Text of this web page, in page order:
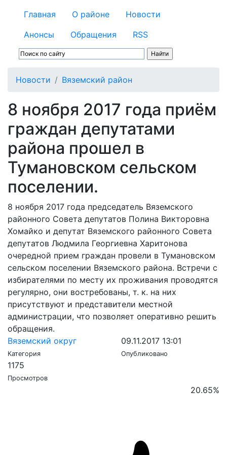
Главная О районе
Новости
Анонсы
Обращения RSS
Новости Вяземский район
8 ноября 2017 года приём
граждан депутатами
района прошел в
Тумановском сельском
поселении.
8 ноября 2017 года председатель Вяземского
районного Совета депутатов Полина Викторовна
Хомайко и депутат Вяземского районного Совета
депутатов Людмила Георгиевна Харитонова
очередной прием граждан провели в Тумановском
сельском поселении Вяземского района. Встречи с
избирателями по месту их проживания проводятся
регулярно, они востребованы, т. к. на них
присутствуют и представители местной
администрации, что позволяет оперативно решить
обращения.
Вяземский округ
Категория
09.11.2017 13:01
Опубликовано
1175
Просмотров
20.65%